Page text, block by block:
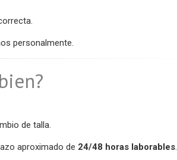
personalmente.
de talla.
aproximado de 24/48 horas laborables.